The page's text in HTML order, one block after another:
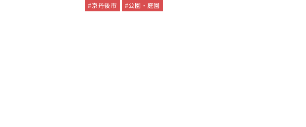
#京丹後市 #公園・庭園